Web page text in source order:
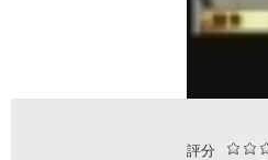
評分